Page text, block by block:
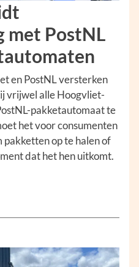
met PostNL
en PostNL versterken
vrijwel alle Hoogvliet-
pakketautomaat te
het voor consumenten
pakketten op te halen of
dat het hen uitkomt.